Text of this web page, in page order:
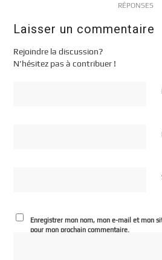
RÉPONSES
Laisser un commentaire
Rejoindre la discussion?
N’hésitez pas à contribuer !
Enregistrer mon nom, mon e-mail et mon
pour mon prochain commentaire.